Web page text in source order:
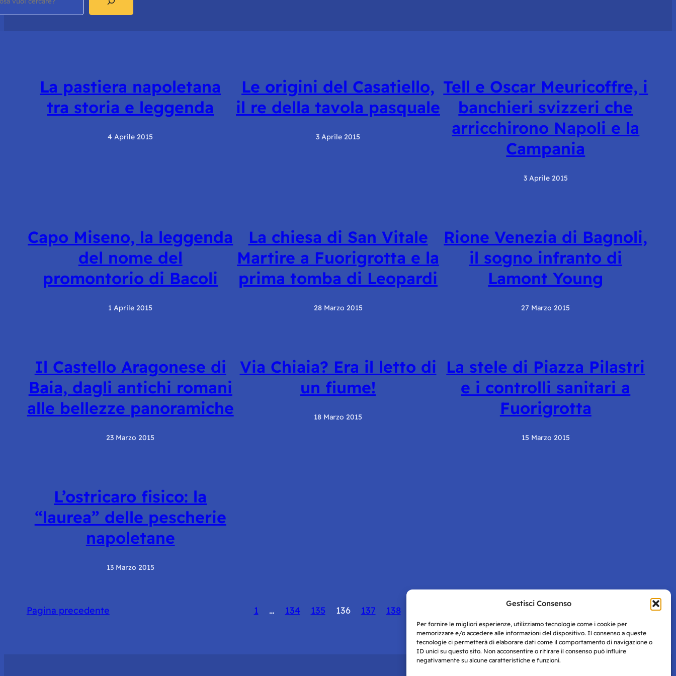
Gestisci Consenso
Per fornire le migliori esperienze, utilizziamo tecnologie come i cookie per
memorizzare e/o accedere alle informazioni del dispositivo. Il consenso a queste
tecnologie ci permetterà di elaborare dati come il comportamento di navigazione o
ID unici su questo sito. Non acconsentire o ritirare il consenso può influire
negativamente su alcune caratteristiche e funzioni.
La pastiera napoletana
tra storia e leggenda
4 Aprile 2015
Le origini del Casatiello,
il re della tavola pasquale
3 Aprile 2015
Tell e Oscar Meuricoffre, i
banchieri svizzeri che
arricchirono Napoli e la
Campania
3 Aprile 2015
Capo Miseno, la leggenda
del nome del
promontorio di Bacoli
1 Aprile 2015
La chiesa di San Vitale
Martire a Fuorigrotta e la
prima tomba di Leopardi
28 Marzo 2015
Rione Venezia di Bagnoli,
il sogno infranto di
Lamont Young
27 Marzo 2015
Il Castello Aragonese di
Baia, dagli antichi romani
alle bellezze panoramiche
23 Marzo 2015
Via Chiaia? Era il letto di
un fiume!
18 Marzo 2015
La stele di Piazza Pilastri
e i controlli sanitari a
Fuorigrotta
15 Marzo 2015
L’ostricaro fisico: la
“laurea” delle pescherie
napoletane
13 Marzo 2015
Pagina precedente 1 … 134 135 136 137 138